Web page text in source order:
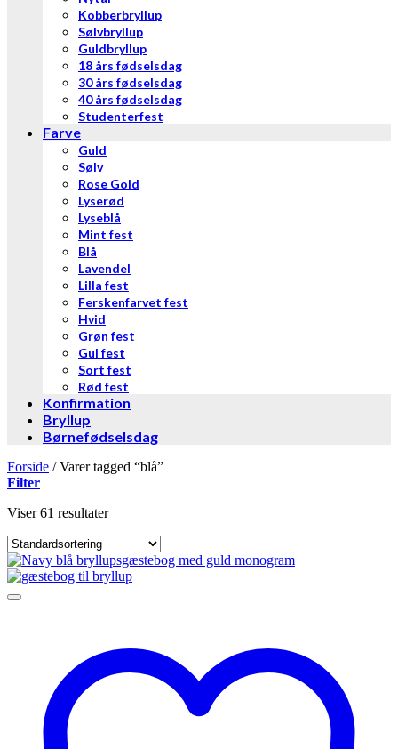
Kobberbryllup
Sølvbryllup
Guldbryllup
18 års fødselsdag
30 års fødselsdag
40 års fødselsdag
Studenterfest
Farve
Guld
Sølv
Rose Gold
Lyserød
Lyseblå
Mint fest
Blå
Lavendel
Lilla fest
Ferskenfarvet fest
Hvid
Grøn fest
Gul fest
Sort fest
Rød fest
Konfirmation
Bryllup
Børnefødselsdag
Forside /Varer tagged “blå”
Filter
Viser 61 resultater